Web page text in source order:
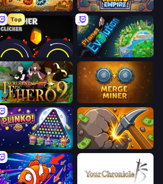
Gear Factory Idle Mining Empire
Top
Crusher Clicker Planet Evolution: Idle Clicker
Incremental Epic Hero 2 Merge Miner
PLINKO! Mine Clicker